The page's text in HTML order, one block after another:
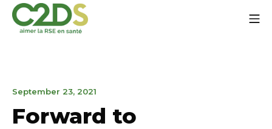
content
September 23, 2021
2023
Forward to